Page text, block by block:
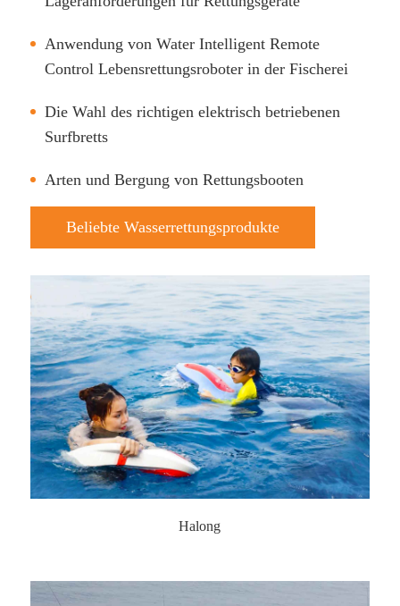
Anwendung von Water Intelligent Remote
Control Lebensrettungsroboter in der Fischerei
Die Wahl des richtigen elektrisch betriebenen
Surfbretts
Arten und Bergung von Rettungsbooten
Beliebte Wasserrettungsprodukte
Halong